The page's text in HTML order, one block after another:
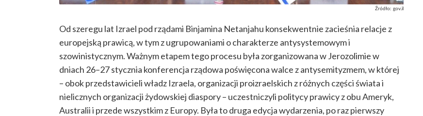
Źródło: gov.il
Od szeregu lat Izrael pod rządami Binjamina Netanjahu konsekwentnie zacieśnia relacje z
europejską prawicą, w tym z ugrupowaniami o charakterze antysystemowym i
szowinistycznym. Ważnym etapem tego procesu była zorganizowana w Jerozolimie w
dniach 26–27 stycznia konferencja rządowa poświęcona walce z antysemityzmem, w której
– obok przedstawicieli władz Izraela, organizacji proizraelskich z różnych części świata i
nielicznych organizacji żydowskiej diaspory – uczestniczyli politycy prawicy z obu Ameryk,
Australii i przede wszystkim z Europy. Była to druga edycja wydarzenia, po raz pierwszy